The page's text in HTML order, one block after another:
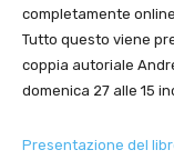
completamente
Tutto questo viene
coppia autoriale
domenica 27 alle 15
Presentazione del